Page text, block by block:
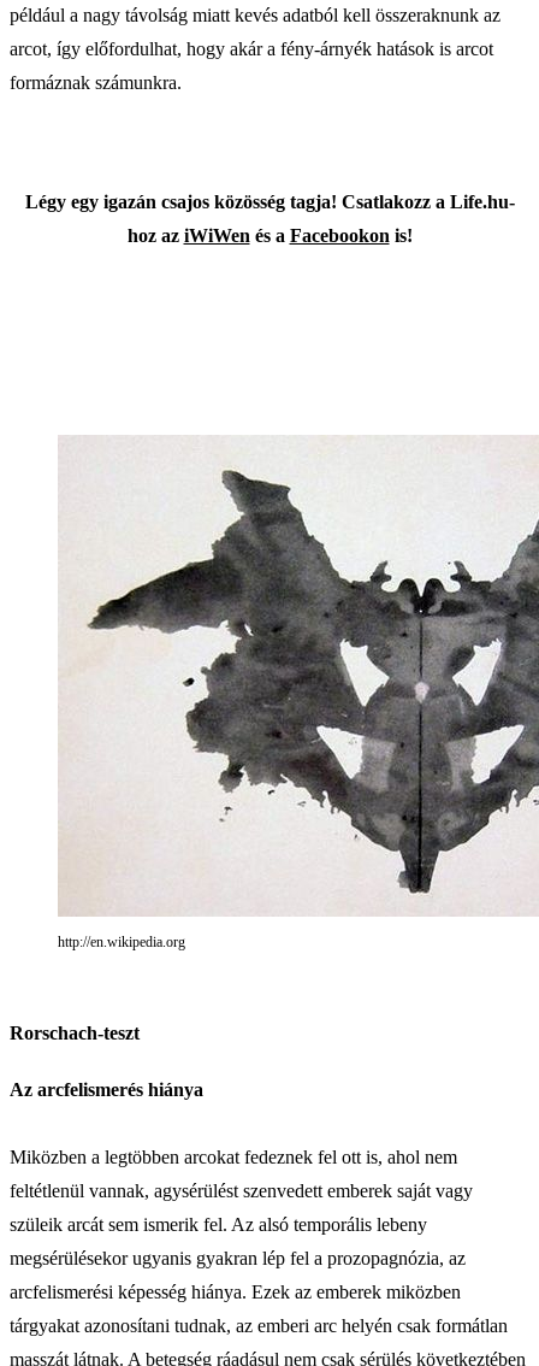
például a nagy távolság miatt kevés adatból kell összeraknunk az
arcot, így előfordulhat, hogy akár a fény-árnyék hatások is arcot
formáznak számunkra.
Légy egy igazán csajos közösség tagja! Csatlakozz a Life.hu-
hoz az iWiWen és a Facebookon is!
http://en.wikipedia.org
Rorschach-teszt
Az arcfelismerés hiánya
Miközben a legtöbben arcokat fedeznek fel ott is, ahol nem
feltétlenül vannak, agysérülést szenvedett emberek saját vagy
szüleik arcát sem ismerik fel. Az alsó temporális lebeny
megsérülésekor ugyanis gyakran lép fel a prozopagnózia, az
arcfelismerési képesség hiánya. Ezek az emberek miközben
tárgyakat azonosítani tudnak, az emberi arc helyén csak formátlan
masszát látnak. A betegség ráadásul nem csak sérülés következtében